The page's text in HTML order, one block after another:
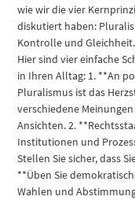
wie wir die vier
diskutiert haben:
Kontrolle und
Hier sind vier einfache
in Ihren Alltag: 1. **An
Pluralismus ist das
verschiedene
Ansichten. 2.
Institutionen und
Stellen Sie sicher, dass
**Üben Sie
Wahlen und